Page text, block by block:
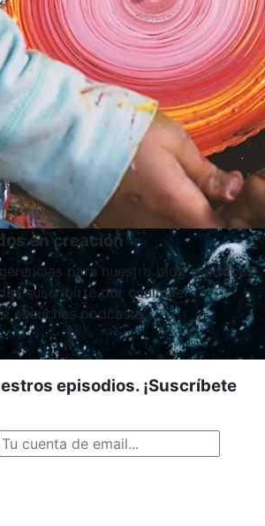
en creación
para nuestro blog o podcast,
suscribirte por cualquier
escuches podcasts.
episodios. ¡Suscríbete